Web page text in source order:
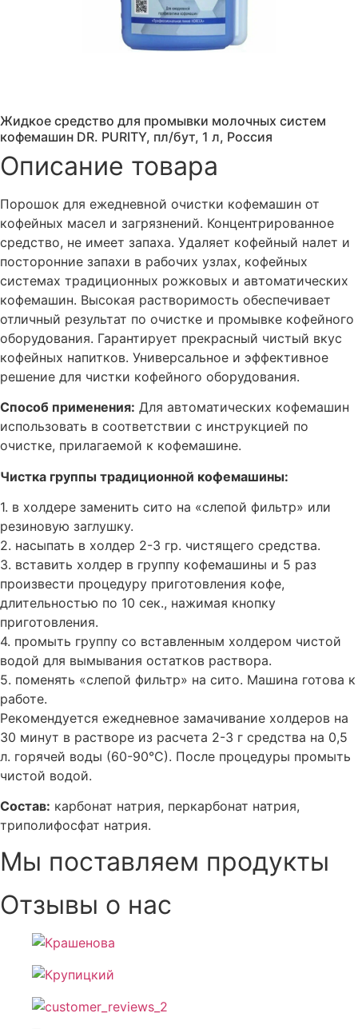
Жидкое средство для промывки молочных систем
кофемашин DR. PURITY, пл/бут, 1 л, Россия
Описание товара
Порошок для ежедневной очистки кофемашин от
кофейных масел и загрязнений. Концентрированное
средство, не имеет запаха. Удаляет кофейный налет и
посторонние запахи в рабочих узлах, кофейных
системах традиционных рожковых и автоматических
кофемашин. Высокая растворимость обеспечивает
отличный результат по очистке и промывке кофейного
оборудования. Гарантирует прекрасный чистый вкус
кофейных напитков. Универсальное и эффективное
решение для чистки кофейного оборудования.
Способ применения: Для автоматических кофемашин
использовать в соответствии с инструкцией по
очистке, прилагаемой к кофемашине.
Чистка группы традиционной кофемашины:
1. в холдере заменить сито на «слепой фильтр» или
резиновую заглушку.
2. насыпать в холдер 2-3 гр. чистящего средства.
3. вставить холдер в группу кофемашины и 5 раз
произвести процедуру приготовления кофе,
длительностью по 10 сек., нажимая кнопку
приготовления.
4. промыть группу со вставленным холдером чистой
водой для вымывания остатков раствора.
5. поменять «слепой фильтр» на сито. Машина готова к
работе.
Рекомендуется ежедневное замачивание холдеров на
30 минут в растворе из расчета 2-3 г средства на 0,5
л. горячей воды (60-90°С). После процедуры промыть
чистой водой.
Состав: карбонат натрия, перкарбонат натрия,
триполифосфат натрия.
Мы поставляем продукты
Отзывы о нас